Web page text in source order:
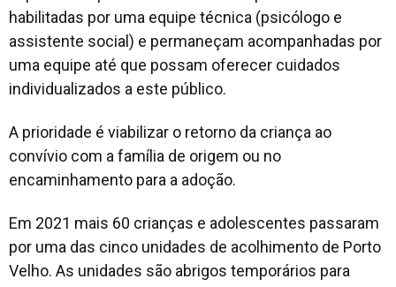
habilitadas por uma equipe técnica (psicólogo e
assistente social) e permaneçam acompanhadas por
uma equipe até que possam oferecer cuidados
individualizados a este público.
A prioridade é viabilizar o retorno da criança ao
convívio com a família de origem ou no
encaminhamento para a adoção.
Em 2021 mais 60 crianças e adolescentes passaram
por uma das cinco unidades de acolhimento de Porto
Velho. As unidades são abrigos temporários para